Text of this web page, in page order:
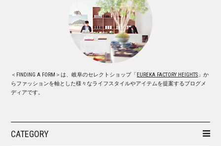
＜FINDING A FORM＞は、岐阜のセレクトショップ「 EUREKA FACTORY HEIGHTS 」か
らファッションを軸とした様々なライフスタイルやアイテムを提案するブログメ
ディアです。
CATEGORY